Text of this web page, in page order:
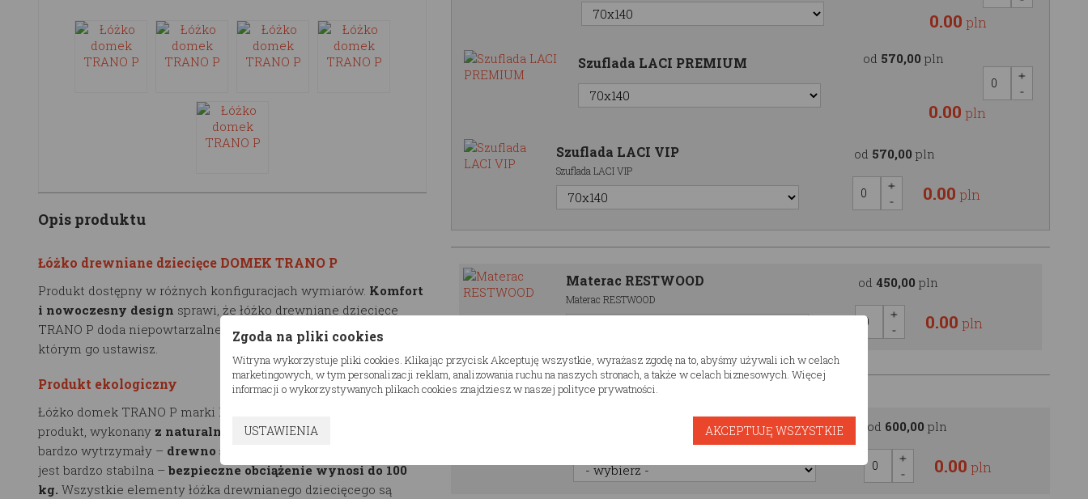
Opis produktu
Łóżko drewniane dziecięce DOMEK TRANO P
Produkt dostępny w różnych konfiguracjach wymiarów. Komfort
i nowoczesny design sprawi, że łóżko drewniane dziecięce
TRANO P doda niepowtarzalnego charakteru pomieszczeniu, w
którym go ustawisz.
Produkt ekologiczny
Łóżko domek TRANO P marki RESTWOOD to ekologiczny
produkt, wykonany z naturalnego drewna. Użyty materiał jest
bardzo wytrzymały – drewno sosnowe, klejone.
jest bardzo stabilna – bezpieczne obciążenie wynosi do 100
kg. Wszystkie elementy łóżka drewnianego dziecięcego są
0.00 pln
Szuflada LACI PREMIUM od 570,00 pln
0.00 pln
Szuflada LACI VIP
Szuflada LACI VIP
od 570,00 pln
0.00 pln
Materac RESTWOOD
Materac RESTWOOD
od450,00 pln
0.00 pln
Dodatkowe opcje
Półka domek RESTWOOD od 600,00 pln
0.00 pln
Zgoda na pliki cookies
Witryna wykorzystuje pliki cookies. Klikając przycisk Akceptuję wszystkie, wyrażasz zgodę na to, abyśmy używali ich w celach
marketingowych, w tym personalizacji reklam, analizowania ruchu na naszych stronach, a także w celach biznesowych. Więcej
informacji o wykorzystywanych plikach cookies znajdziesz w naszej polityce prywatności.
USTAWIENIA AKCEPTUJĘ WSZYSTKIE